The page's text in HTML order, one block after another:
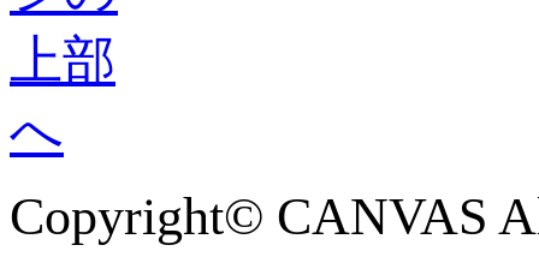
Copyright© CANVAS